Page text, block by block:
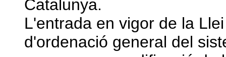
Catalunya.
L'entrada en vigor de la
d'ordenació general del